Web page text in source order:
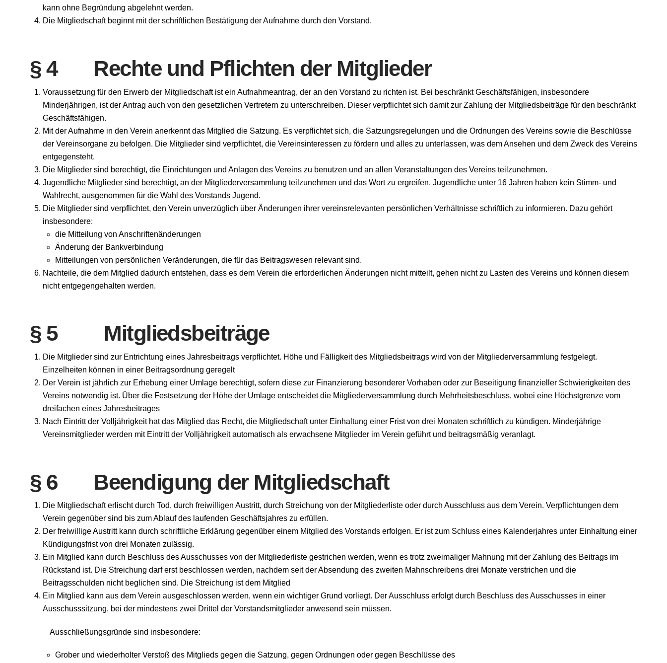
kann ohne Begründung abgelehnt werden.
Die Mitgliedschaft beginnt mit der schriftlichen Bestätigung der Aufnahme durch den Vorstand.
§ 4 Rechte und Pflichten der Mitglieder
Voraussetzung für den Erwerb der Mitgliedschaft ist ein Aufnahmeantrag, der an den Vorstand zu richten ist. Bei beschränkt Geschäftsfähigen, insbesondere
Minderjährigen, ist der Antrag auch von den gesetzlichen Vertretern zu unterschreiben. Dieser verpflichtet sich damit zur Zahlung der Mitgliedsbeiträge für den beschränkt
Geschäftsfähigen.
Mit der Aufnahme in den Verein anerkennt das Mitglied die Satzung. Es verpflichtet sich, die Satzungsregelungen und die Ordnungen des Vereins sowie die Beschlüsse
der Vereinsorgane zu befolgen. Die Mitglieder sind verpflichtet, die Vereinsinteressen zu fördern und alles zu unterlassen, was dem Ansehen und dem Zweck des Vereins
entgegensteht.
Die Mitglieder sind berechtigt, die Einrichtungen und Anlagen des Vereins zu benutzen und an allen Veranstaltungen des Vereins teilzunehmen.
Jugendliche Mitglieder sind berechtigt, an der Mitgliederversammlung teilzunehmen und das Wort zu ergreifen. Jugendliche unter 16 Jahren haben kein Stimm- und
Wahlrecht, ausgenommen für die Wahl des Vorstands Jugend.
Die Mitglieder sind verpflichtet, den Verein unverzüglich über Änderungen ihrer vereinsrelevanten persönlichen Verhältnisse schriftlich zu informieren. Dazu gehört
insbesondere:
die Mitteilung von Anschriftenänderungen
Änderung der Bankverbindung
Mitteilungen von persönlichen Veränderungen, die für das Beitragswesen relevant sind.
Nachteile, die dem Mitglied dadurch entstehen, dass es dem Verein die erforderlichen Änderungen nicht mitteilt, gehen nicht zu Lasten des Vereins und können diesem
nicht entgegengehalten werden.
§ 5 Mitgliedsbeiträge
Die Mitglieder sind zur Entrichtung eines Jahresbeitrags verpflichtet. Höhe und Fälligkeit des Mitgliedsbeitrags wird von der Mitgliederversammlung festgelegt.
Einzelheiten können in einer Beitragsordnung geregelt
Der Verein ist jährlich zur Erhebung einer Umlage berechtigt, sofern diese zur Finanzierung besonderer Vorhaben oder zur Beseitigung finanzieller Schwierigkeiten des
Vereins notwendig ist. Über die Festsetzung der Höhe der Umlage entscheidet die Mitgliederversammlung durch Mehrheitsbeschluss, wobei eine Höchstgrenze vom
dreifachen eines Jahresbeitrages
Nach Eintritt der Volljährigkeit hat das Mitglied das Recht, die Mitgliedschaft unter Einhaltung einer Frist von drei Monaten schriftlich zu kündigen. Minderjährige
Vereinsmitglieder werden mit Eintritt der Volljährigkeit automatisch als erwachsene Mitglieder im Verein geführt und beitragsmäßig veranlagt.
§ 6 Beendigung der Mitgliedschaft
Die Mitgliedschaft erlischt durch Tod, durch freiwilligen Austritt, durch Streichung von der Mitgliederliste oder durch Ausschluss aus dem Verein. Verpflichtungen dem
Verein gegenüber sind bis zum Ablauf des laufenden Geschäftsjahres zu erfüllen.
Der freiwillige Austritt kann durch schriftliche Erklärung gegenüber einem Mitglied des Vorstands erfolgen. Er ist zum Schluss eines Kalenderjahres unter Einhaltung einer
Kündigungsfrist von drei Monaten zulässig.
Ein Mitglied kann durch Beschluss des Ausschusses von der Mitgliederliste gestrichen werden, wenn es trotz zweimaliger Mahnung mit der Zahlung des Beitrags im
Rückstand ist. Die Streichung darf erst beschlossen werden, nachdem seit der Absendung des zweiten Mahnschreibens drei Monate verstrichen und die
Beitragsschulden nicht beglichen sind. Die Streichung ist dem Mitglied
Ein Mitglied kann aus dem Verein ausgeschlossen werden, wenn ein wichtiger Grund vorliegt. Der Ausschluss erfolgt durch Beschluss des Ausschusses in einer
Ausschusssitzung, bei der mindestens zwei Drittel der Vorstandsmitglieder anwesend sein müssen.
Ausschließungsgründe sind insbesondere:
Grober und wiederholter Verstoß des Mitglieds gegen die Satzung, gegen Ordnungen oder gegen Beschlüsse des